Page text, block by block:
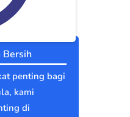
Bersih
penting bagi
kami
di